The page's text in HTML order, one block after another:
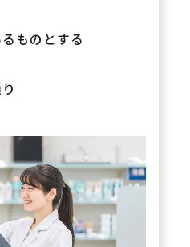
ものとする